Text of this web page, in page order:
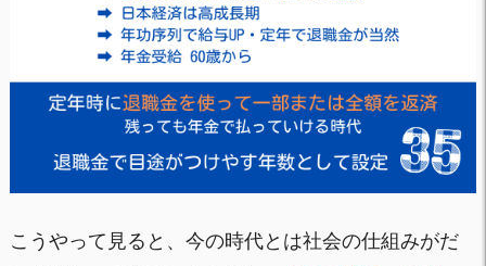
こうやって見ると、今の時代とは社会の仕組みがだ